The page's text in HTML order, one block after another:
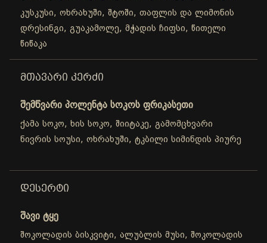
კუსკუსი, ოხრახუში, შტოში, თაფლის და ლიმონის
დრესინგი, გუაკამოლე, მჭადის ჩიფსი, წითელი
წიწაკა
ᲛᲗᲐᲕᲐᲠᲘ ᲙᲔᲠᲫᲘ
შემწვარი პოლენტა სოკოს ფრიკასეთი
ქამა სოკო, ხის სოკო, შიიტაკე, გამომცხვარი
ნივრის სოუსი, ოხრახუში, ტკბილი სიმინდის პიურე
ᲓᲔᲡᲔᲠᲢᲘ
შავი ტყე
შოკოლადის ბისკვიტი, ალუბლის მუსი, შოკოლადის